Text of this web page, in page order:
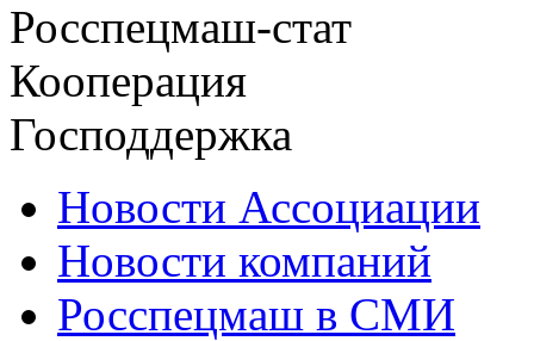
Росспецмаш-стат
Кооперация
Господдержка
Новости Ассоциации
Новости компаний
Росспецмаш в СМИ